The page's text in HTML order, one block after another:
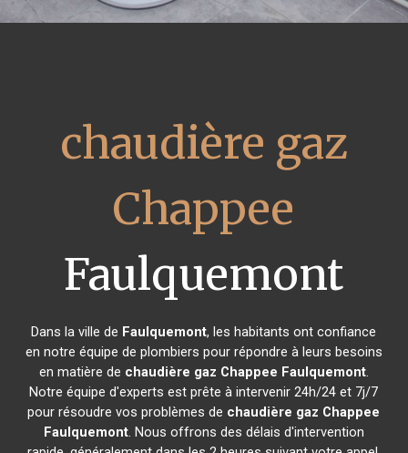
chaudière gaz
Chappee
Faulquemont
Dans la ville de Faulquemont, les habitants ont confiance
en notre équipe de plombiers pour répondre à leurs besoins
en matière de chaudière gaz Chappee Faulquemont.
Notre équipe d'experts est prête à intervenir 24h/24 et 7j/7
pour résoudre vos problèmes de chaudière gaz Chappee
Faulquemont. Nous offrons des délais d'intervention